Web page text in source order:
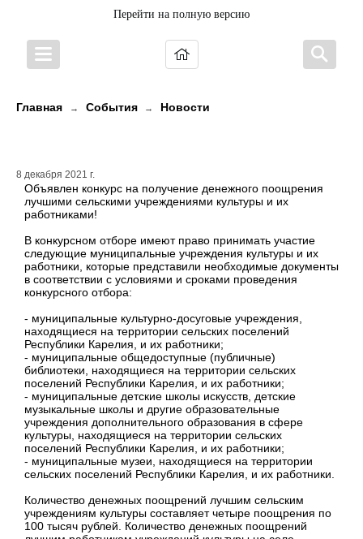
Перейти на полную версию
Главная → События → Новости
8 декабря 2021 г.
Объявлен конкурс на получение денежного поощрения
лучшими сельскими учреждениями культуры и их
работниками!
В конкурсном отборе имеют право принимать участие
следующие муниципальные учреждения культуры и их
работники, которые представили необходимые документы
в соответствии с условиями и сроками проведения
конкурсного отбора:
- муниципальные культурно-досуговые учреждения,
находящиеся на территории сельских поселений
Республики Карелия, и их работники;
- муниципальные общедоступные (публичные)
библиотеки, находящиеся на территории сельских
поселений Республики Карелия, и их работники;
- муниципальные детские школы искусств, детские
музыкальные школы и другие образовательные
учреждения дополнительного образования в сфере
культуры, находящиеся на территории сельских
поселений Республики Карелия, и их работники;
- муниципальные музеи, находящиеся на территории
сельских поселений Республики Карелия, и их работники.
Количество денежных поощрений лучшим сельским
учреждениям культуры составляет четыре поощрения по
100 тысяч рублей. Количество денежных поощрений